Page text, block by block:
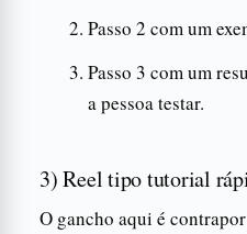
Passo 2 com um
Passo 3 com um
a pessoa testar.
3) Reel tipo tutorial
O gancho aqui é